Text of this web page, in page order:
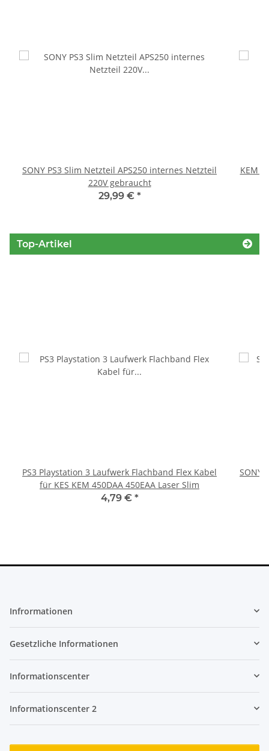
SONY PS3 Slim Netzteil APS250 internes Netzteil
220V gebraucht
29,99 € *
KEM
Top-Artikel
PS3 Playstation 3 Laufwerk Flachband Flex Kabel
für KES KEM 450DAA 450EAA Laser Slim
4,79 € *
SONY
Infrormationen
Gesetzliche Informationen
Informationscenter
Informationscenter 2